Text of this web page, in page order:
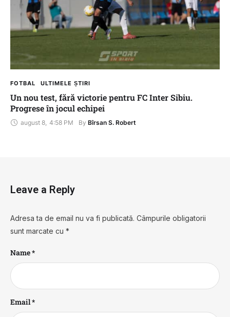
FOTBAL ULTIMELE ȘTIRI
Un nou test, fără victorie pentru FC Inter Sibiu.
Progrese în jocul echipei
august 8 4:58 PM By Bîrsan S. Robert
Leave a Reply
Adresa ta de email nu va fi publicată. Câmpurile obligatorii
sunt marcate cu *
Name *
Email *